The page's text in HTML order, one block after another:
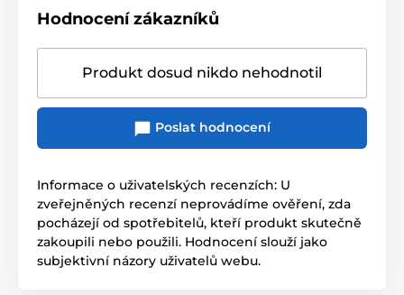
Hodnocení zákazníků
Produkt dosud nikdo nehodnotil
Poslat hodnocení
Informace o uživatelských recenzích: U
zveřejněných recenzí neprovádíme ověření, zda
pocházejí od spotřebitelů, kteří produkt skutečně
zakoupili nebo použili. Hodnocení slouží jako
subjektivní názory uživatelů webu.